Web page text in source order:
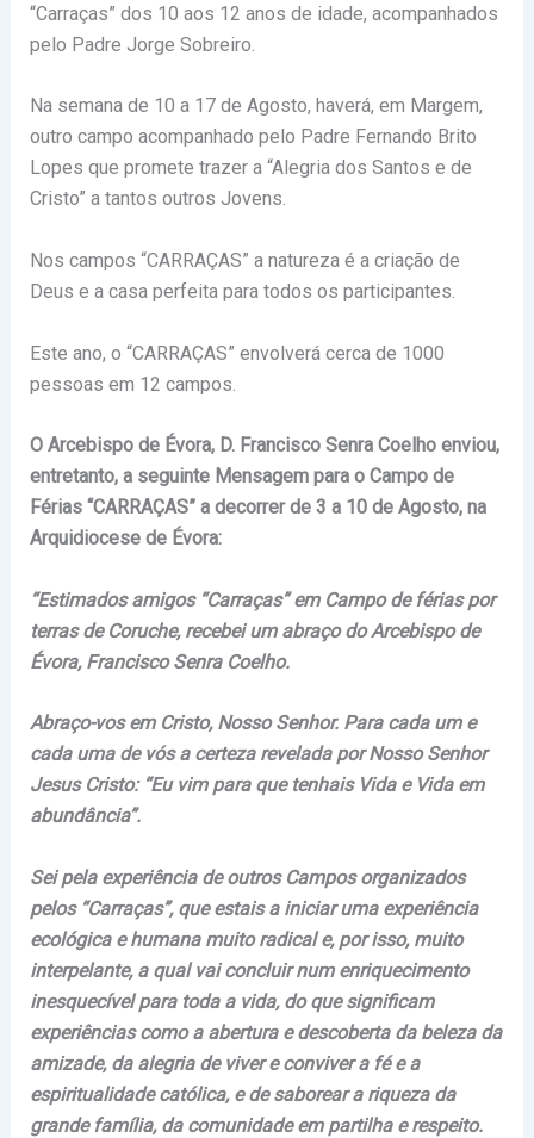
“Carraças” dos 10 aos 12 anos de idade, acompanhados
pelo Padre Jorge Sobreiro.
Na semana de 10 a 17 de Agosto, haverá, em Margem,
outro campo acompanhado pelo Padre Fernando Brito
Lopes que promete trazer a “Alegria dos Santos e de
Cristo” a tantos outros Jovens.
Nos campos “CARRAÇAS” a natureza é a criação de
Deus e a casa perfeita para todos os participantes.
Este ano, o “CARRAÇAS” envolverá cerca de 1000
pessoas em 12 campos.
O Arcebispo de Évora, D. Francisco Senra Coelho enviou,
entretanto, a seguinte Mensagem para o Campo de
Férias “CARRAÇAS” a decorrer de 3 a 10 de Agosto, na
Arquidiocese de Évora:
“Estimados amigos “Carraças” em Campo de férias por
terras de Coruche, recebei um abraço do Arcebispo de
Évora, Francisco Senra Coelho.
Abraço-vos em Cristo, Nosso Senhor. Para cada um e
cada uma de vós a certeza revelada por Nosso Senhor
Jesus Cristo: “Eu vim para que tenhais Vida e Vida em
abundância”.
Sei pela experiência de outros Campos organizados
pelos “Carraças”, que estais a iniciar uma experiência
ecológica e humana muito radical e, por isso, muito
interpelante, a qual vai concluir num enriquecimento
inesquecível para toda a vida, do que significam
experiências como a abertura e descoberta da beleza da
amizade, da alegria de viver e conviver a fé e a
espiritualidade católica, e de saborear a riqueza da
grande família, da comunidade em partilha e respeito.